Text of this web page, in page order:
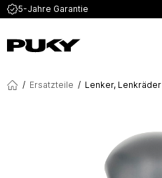
5-Jahre Garantie
/ Ersatzteile / Lenker, Lenkräder